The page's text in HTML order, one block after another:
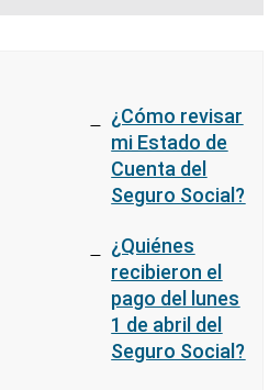
¿Cómo revisar
mi Estado de
Cuenta del
Seguro Social?
¿Quiénes
recibieron el
pago del lunes
1 de abril del
Seguro Social?